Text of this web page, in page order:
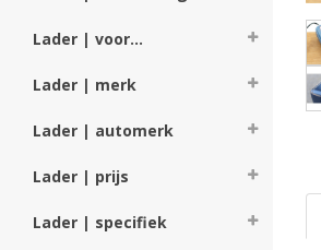
Lader | voor...
Lader | merk
Lader | automerk
Lader | prijs
Lader | specifiek